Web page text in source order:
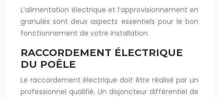
L’alimentation électrique et l’approvisionnement en
granulés sont deux aspects essentiels pour le bon
fonctionnement de votre installation.
RACCORDEMENT ÉLECTRIQUE
DU POÊLE
Le raccordement électrique doit être réalisé par un
professionnel qualifié. Un disjoncteur différentiel de